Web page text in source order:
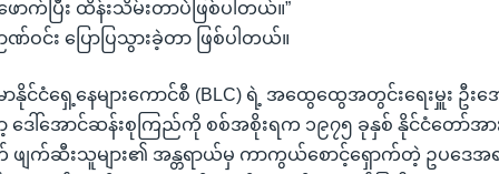
ဖောက်ပြီး ထိန်းသိမ်းတာပဲဖြစ်ပါတယ်။”
ဏ်ဝင်း ပြောပြသွားခဲ့တာ ဖြစ်ပါတယ်။
မာနိုင်ငံရှေ့နေများကောင်စီ (BLC) ရဲ့ အထွေထွေအတွင်းရေးမှူး ဦး
ဒေါ်အောင်ဆန်းစုကြည်ကို စစ်အစိုးရက ၁၉၇၅ ခုနှစ် နိုင်ငံတော်အား
ျက်ဆီးသူများ၏ အန္တရာယ်မှ ကာကွယ်စောင့်ရှောက်တဲ့ ဥပဒေအရ